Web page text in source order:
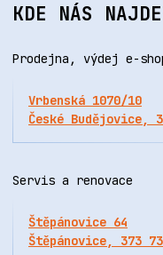
KDE NÁS
Prodejna, výdej e-
Vrbenská 1070/10
České Budějovice,
Servis a renovace
Štěpánovice 64
Štěpánovice, 373 73